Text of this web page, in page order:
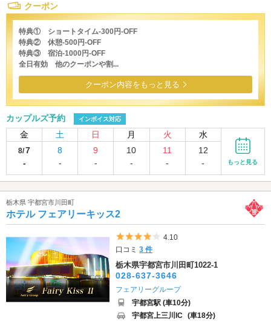
クーポン
特典① ショートタイム-300円-OFF
特典② 休憩-500円-OFF
特典③ 宿泊-1000円-OFF
全日有効 他のクーポンや割...
クーポン内容をもっと見る
カップルズ予約 インボイス対応
金 土 日 月 火 水
8/7
-
8
-
9
-
10
-
11
-
12
-
もっと見る
栃木県 宇都宮市川田町
ホテル フェアリーキッス2
5つ星のうち4
4.10
口コミ3 件
栃木県宇都宮市川田町1022-1
028-637-3646
フェアリーグループ
宇都宮駅 (車10分)
宇都宮上三川IC (車18分)